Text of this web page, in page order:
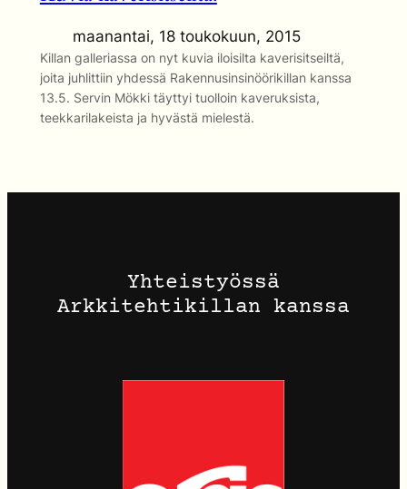
maanantai, 18 toukokuun, 2015
Killan galleriassa on nyt kuvia iloisilta kaverisitseiltä,
joita juhlittiin yhdessä Rakennusinsinöörikillan kanssa
13.5. Servin Mökki täyttyi tuolloin kaveruksista,
teekkarilakeista ja hyvästä mielestä.
Yhteistyössä
Arkkitehtikillan kanssa